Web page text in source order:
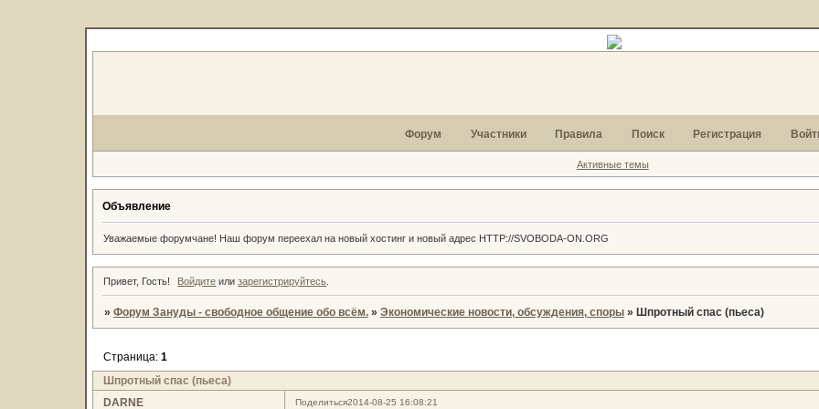
Форум Участники Правила Поиск Регистрация
Активные темы
Объявление
Уважаемые форумчане! Наш форум переехал на новый хостинг и новый адрес HTTP://SVOBODA-ON.ORG
Привет, Гость! Войдите илизарегистрируйтесь
» Форум Зануды - свободное общение обо всём. » Экономические новости, обсуждения, споры » Шпротный спас (пьеса)
Шпротный спас (пьеса)
Страница: 1
Поделиться2014-08-25 16:08:21
DARNE